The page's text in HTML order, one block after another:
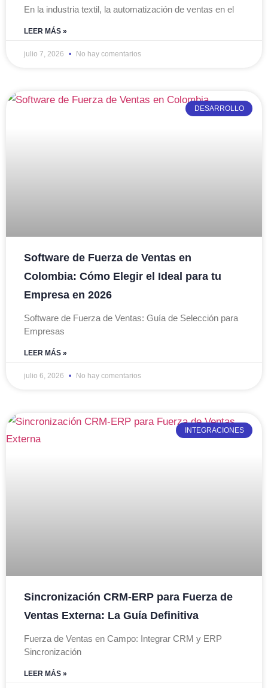
En la industria textil, la automatización de ventas en el
LEER MÁS »
julio 7, 2026 No hay comentarios
DESARROLLO
Software de Fuerza de Ventas en
Colombia: Cómo Elegir el Ideal para tu
Empresa en 2026
Software de Fuerza de Ventas: Guía de Selección para
Empresas
LEER MÁS »
julio 6, 2026 No hay comentarios
INTEGRACIONES
Sincronización CRM-ERP para Fuerza de
Ventas Externa: La Guía Definitiva
Fuerza de Ventas en Campo: Integrar CRM y ERP
Sincronización
LEER MÁS »